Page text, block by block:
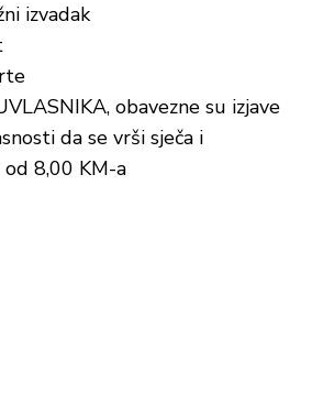
izvadak
obavezne su izjave
da se vrši sječa i
od 8,00 KM-a